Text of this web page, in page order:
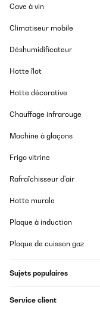
Cave à vin
Climatiseur mobile
Déshumidificateur
Hotte îlot
Hotte décorative
Chauffage infrarouge
Machine à glaçons
Frigo vitrine
Rafraîchisseur d'air
Hotte murale
Plaque à induction
Plaque de cuisson gaz
Sujets populaires
Service client